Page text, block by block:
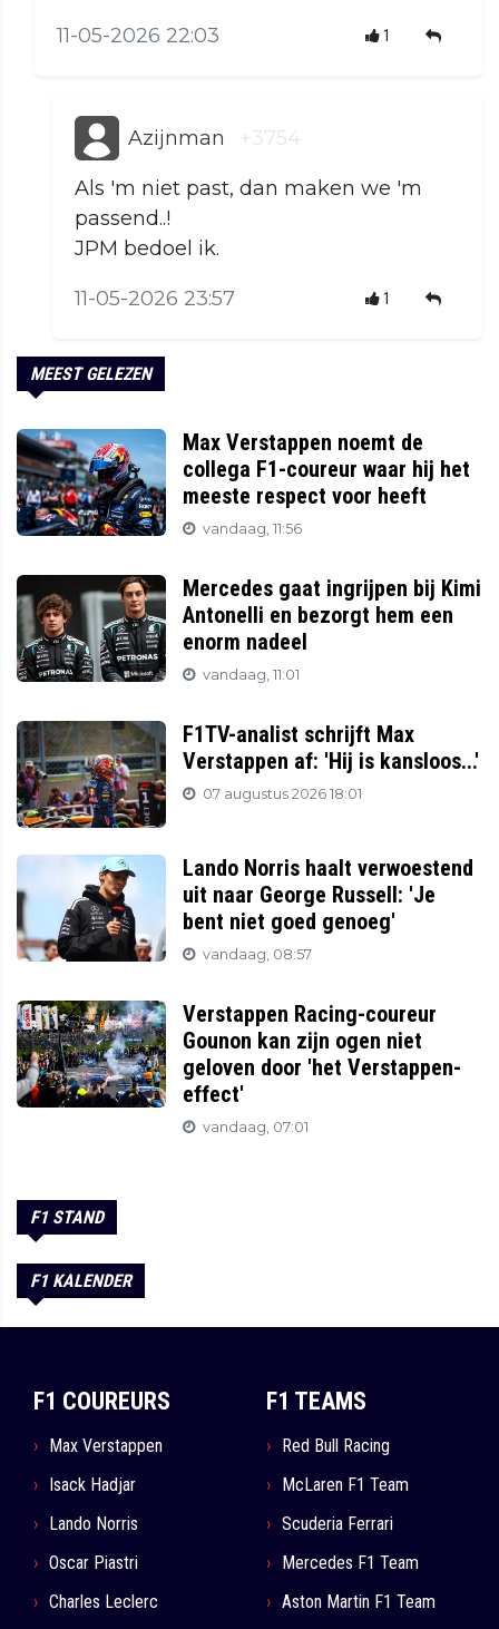
11-05-2026 22:03 1
Azijnman +3754
Als 'm niet past, dan maken we 'm
passend..!
JPM bedoel ik.
11-05-2026 23:57 1
MEEST GELEZEN
Max Verstappen noemt de
collega F1-coureur waar hij het
meeste respect voor heeft
vandaag, 11:56
Mercedes gaat ingrijpen bij Kimi
Antonelli en bezorgt hem een
enorm nadeel
vandaag, 11:01
F1TV-analist schrijft Max
Verstappen af: 'Hij is kansloos...'
07 augustus 2026 18:01
Lando Norris haalt verwoestend
uit naar George Russell: 'Je
bent niet goed genoeg'
vandaag, 08:57
Verstappen Racing-coureur
Gounon kan zijn ogen niet
geloven door 'het Verstappen-
effect'
vandaag, 07:01
F1 STAND
F1 KALENDER
F1 COUREURS
Max Verstappen
Isack Hadjar
Lando Norris
Oscar Piastri
Charles Leclerc
F1 TEAMS
Red Bull Racing
McLaren F1 Team
Scuderia Ferrari
Mercedes F1 Team
Aston Martin F1 Team